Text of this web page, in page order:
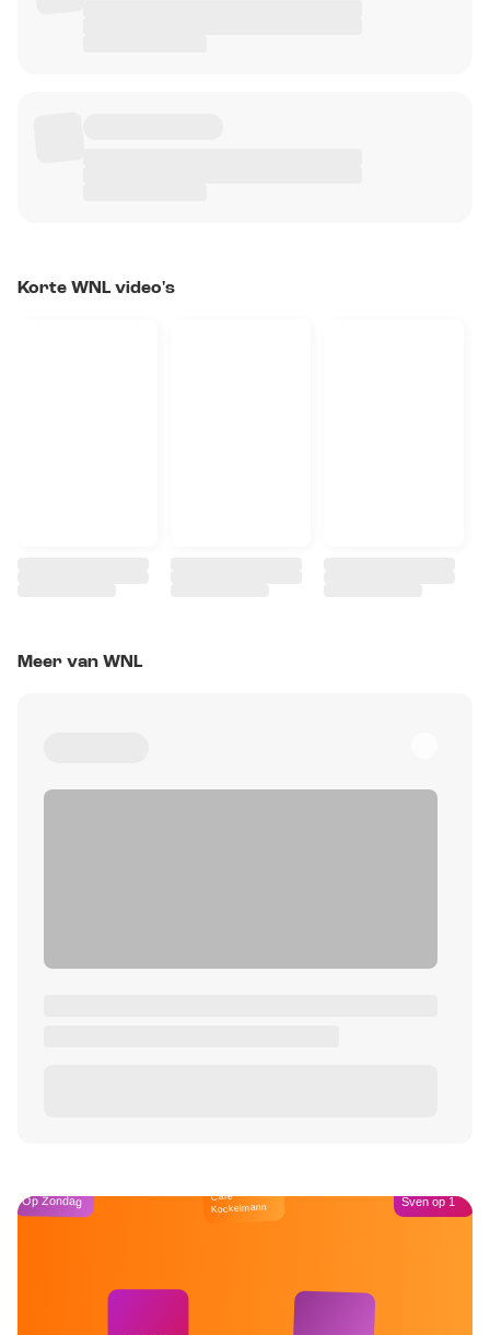
Korte WNL video's
Meer van WNL
Op Zondag Café
Kockelmann Sven op 1